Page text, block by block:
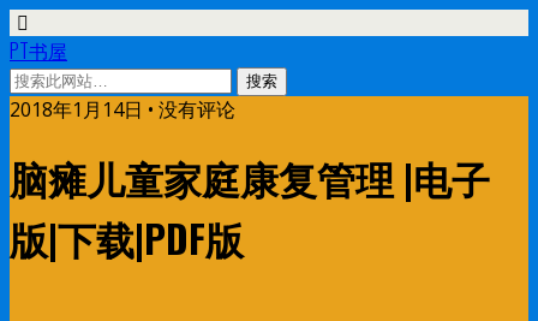
PT书屋
2018年1月14日 • 没有评论
脑瘫儿童家庭康复管理 |电子
版|下载|PDF版